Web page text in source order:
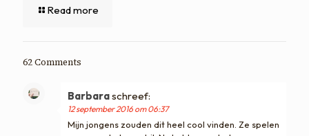
Read more
62 Comments
Barbaraschreef:
12 september 2016 om 06:37
Mijn jongens zouden dit heel cool vinden. Ze spelen